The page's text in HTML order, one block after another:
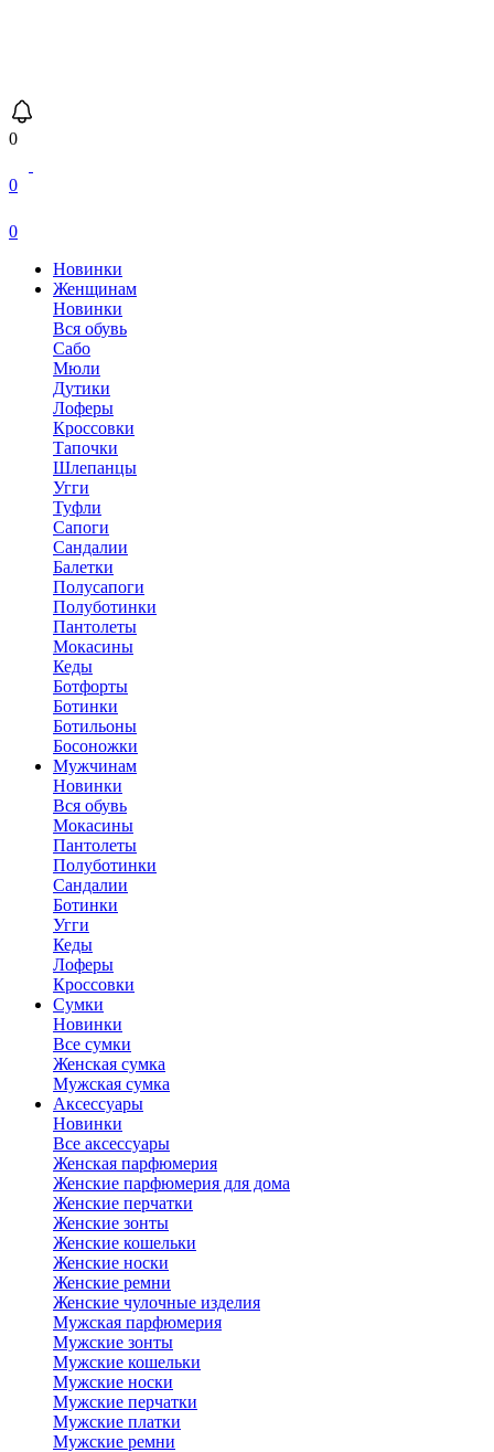
0
0
0
Новинки
Женщинам
Новинки
Вся обувь
Сабо
Мюли
Дутики
Лоферы
Кроссовки
Тапочки
Шлепанцы
Угги
Туфли
Сапоги
Сандалии
Балетки
Полусапоги
Полуботинки
Пантолеты
Мокасины
Кеды
Ботфорты
Ботинки
Ботильоны
Босоножки
Мужчинам
Новинки
Вся обувь
Мокасины
Пантолеты
Полуботинки
Сандалии
Ботинки
Угги
Кеды
Лоферы
Кроссовки
Сумки
Новинки
Все сумки
Женская сумка
Мужская сумка
Аксессуары
Новинки
Все аксессуары
Женская парфюмерия
Женские парфюмерия для дома
Женские перчатки
Женские зонты
Женские кошельки
Женские носки
Женские ремни
Женские чулочные изделия
Мужская парфюмерия
Мужские зонты
Мужские кошельки
Мужские носки
Мужские перчатки
Мужские платки
Мужские ремни